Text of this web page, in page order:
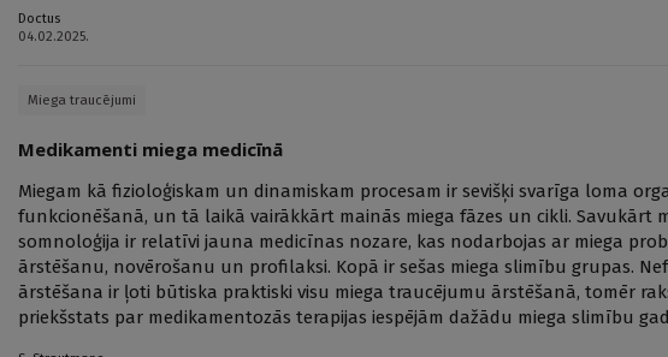
Doctus
04.02.2025.
Miega traucējumi
Medikamenti miega medicīnā
Miegam kā fizioloģiskam un dinamiskam procesam ir sevišķi svarīga loma
funkcionēšanā, un tā laikā vairākkārt mainās miega fāzes un cikli. Savukārt
somnoloģija ir relatīvi jauna medicīnas nozare, kas nodarbojas ar miega
ārstēšanu, novērošanu un profilaksi. Kopā ir sešas miega slimību grupas.
ārstēšana ir ļoti būtiska praktiski visu miega traucējumu ārstēšanā, tomēr
priekšstats par medikamentozās terapijas iespējām dažādu miega slimību